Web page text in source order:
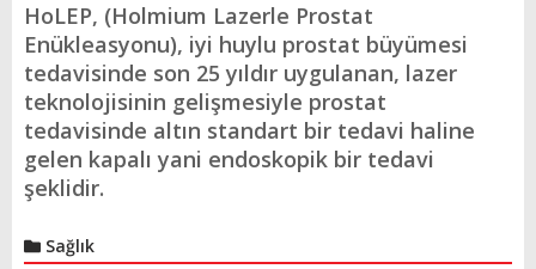
HoLEP, (Holmium Lazerle Prostat
Enükleasyonu), iyi huylu prostat büyümesi
tedavisinde son 25 yıldır uygulanan, lazer
teknolojisinin gelişmesiyle prostat
tedavisinde altın standart bir tedavi haline
gelen kapalı yani endoskopik bir tedavi
şeklidir.
Sağlık